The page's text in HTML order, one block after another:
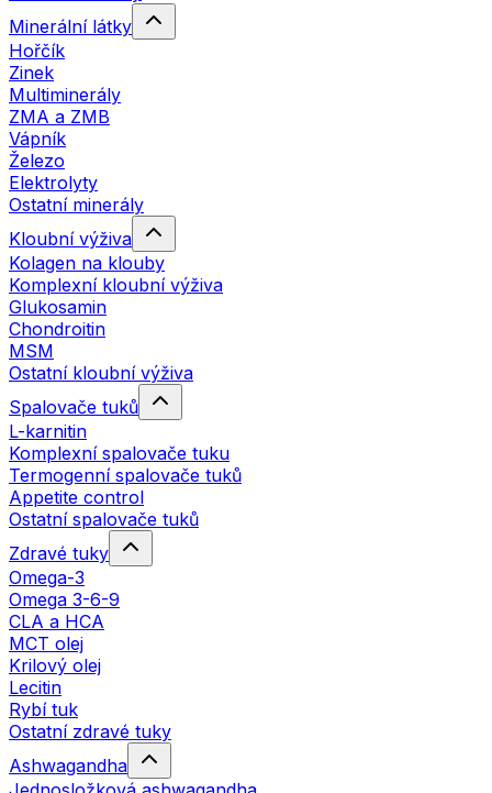
Minerální látky
Hořčík
Zinek
Multiminerály
ZMA a ZMB
Vápník
Železo
Elektrolyty
Ostatní minerály
Kloubní výživa
Kolagen na klouby
Komplexní kloubní výživa
Glukosamin
Chondroitin
MSM
Ostatní kloubní výživa
Spalovače tuků
L-karnitin
Komplexní spalovače tuku
Termogenní spalovače tuků
Appetite control
Ostatní spalovače tuků
Zdravé tuky
Omega-3
Omega 3-6-9
CLA a HCA
MCT olej
Krilový olej
Lecitin
Rybí tuk
Ostatní zdravé tuky
Ashwagandha